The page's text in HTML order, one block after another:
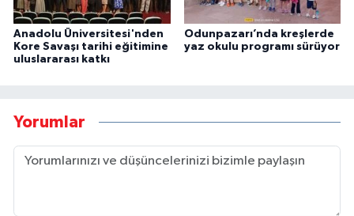
Anadolu Üniversitesi'nden
Kore Savaşı tarihi eğitimine
uluslararası katkı
Odunpazarı’nda kreşlerde
yaz okulu programı sürüyor
Yorumlar